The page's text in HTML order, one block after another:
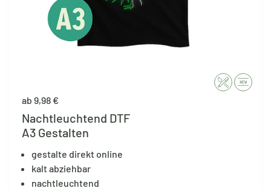
ab 9,98 €
Nachtleuchtend DTF
A3 Gestalten
gestalte direkt online
kalt abziehbar
nachtleuchtend